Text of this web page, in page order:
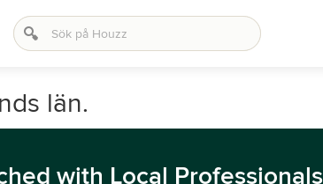
län.
with Local Professionals